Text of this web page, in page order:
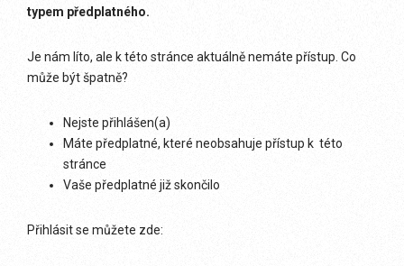
typem předplatného.
Je nám líto, ale k této stránce aktuálně nemáte přístup. Co
může být špatně?
Nejste přihlášen(a)
Máte předplatné, které neobsahuje přístup k této
stránce
Vaše předplatné již skončilo
Přihlásit se můžete zde: